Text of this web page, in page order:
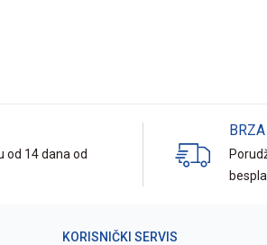
od 14 dana od
KORISNIČKI SERVIS